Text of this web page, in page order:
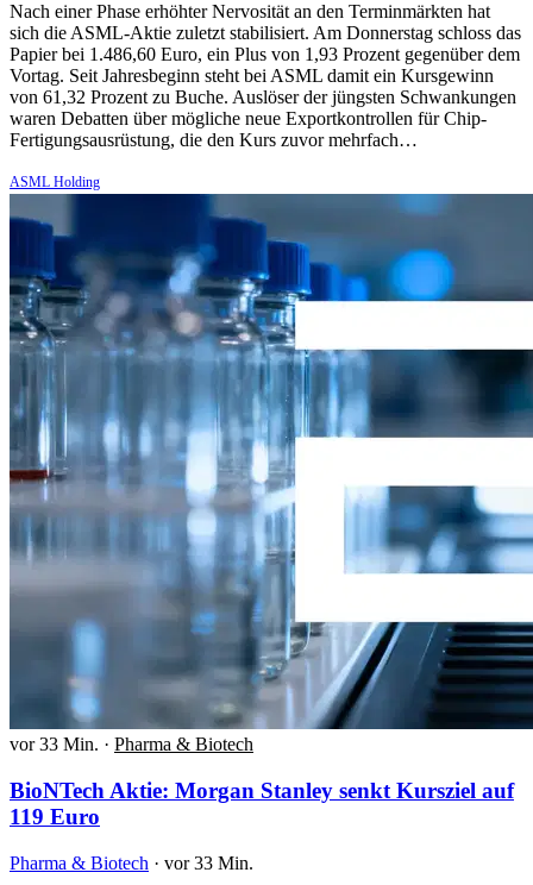
Nach einer Phase erhöhter Nervosität an den Terminmärkten hat
sich die ASML-Aktie zuletzt stabilisiert. Am Donnerstag schloss das
Papier bei 1.486,60 Euro, ein Plus von 1,93 Prozent gegenüber dem
Vortag. Seit Jahresbeginn steht bei ASML damit ein Kursgewinn
von 61,32 Prozent zu Buche. Auslöser der jüngsten Schwankungen
waren Debatten über mögliche neue Exportkontrollen für Chip-
Fertigungsausrüstung, die den Kurs zuvor mehrfach…
ASML Holding
vor 33 Min. · Pharma & Biotech
BioNTech Aktie: Morgan Stanley senkt Kursziel auf
119 Euro
Pharma & Biotech · vor 33 Min.